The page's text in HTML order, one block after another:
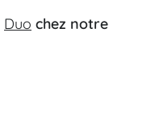
Duo chez notre